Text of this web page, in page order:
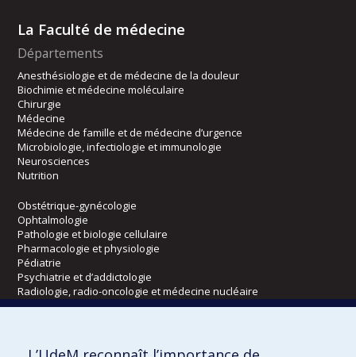
La Faculté de médecine
Départements
Anesthésiologie et de médecine de la douleur
Biochimie et médecine moléculaire
Chirurgie
Médecine
Médecine de famille et de médecine d’urgence
Microbiologie, infectiologie et immunologie
Neurosciences
Nutrition
Obstétrique-gynécologie
Ophtalmologie
Pathologie et biologie cellulaire
Pharmacologie et physiologie
Pédiatrie
Psychiatrie et d’addictologie
Radiologie, radio-oncologie et médecine nucléaire